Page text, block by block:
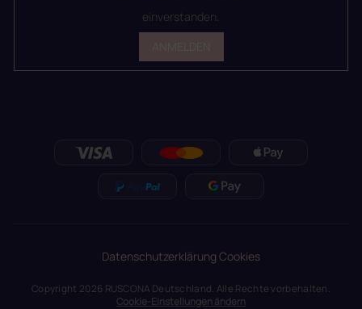
einverstanden.
DatenschutzerklärungCookies
Copyright 2026 RUSCONA Deutschland. Alle Rechte vorbehalten.
Cookie-Einstellungen ändern